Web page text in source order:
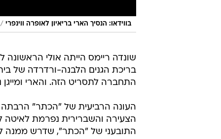
בווידאו: הנסיך הארי בריאיון לאופרה ווינפרי /
שונדה ריימס הייתה אולי הראשונה
בריכת הגנים הלבנה-ורדרדה של
התחברה לתסריט הזה. והארי
העונה הרביעית של "הכתר" הרבתה
הצעירה והשברירית נפרמת לאיטה
התובעני של "הכתר", שדרש ממנה